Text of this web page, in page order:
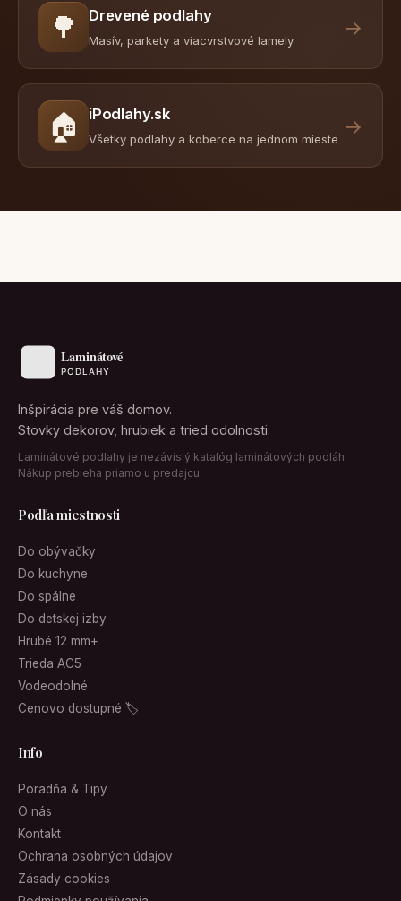
🌳 Drevené podlahy
Masív, parkety a viacvrstvové lamely
→
🏠 iPodlahy.sk
Všetky podlahy a koberce na jednom mieste
→
Inšpirácia pre váš domov.
Stovky dekorov, hrubiek a tried odolnosti.
Laminátové podlahy je nezávislý katalóg laminátových podláh.
Nákup prebieha priamo u predajcu.
Podľa miestnosti
Do obývačky
Do kuchyne
Do spálne
Do detskej izby
Hrubé 12 mm+
Trieda AC5
Vodeodolné
Cenovo dostupné 🏷
Info
Poradňa & Tipy
O nás
Kontakt
Ochrana osobných údajov
Zásady cookies